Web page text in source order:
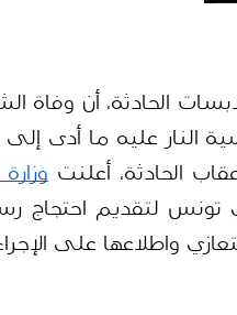
الحادثة، أن وفاة